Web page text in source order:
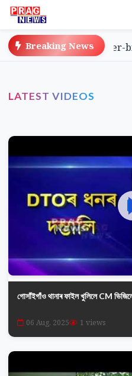
Breaking News
billed Vultures
LATEST VIDEOS
গোসাঁইগাঁও থানাৰ ফাইল খুলিলে CM
06 Aug, 2025 1 views